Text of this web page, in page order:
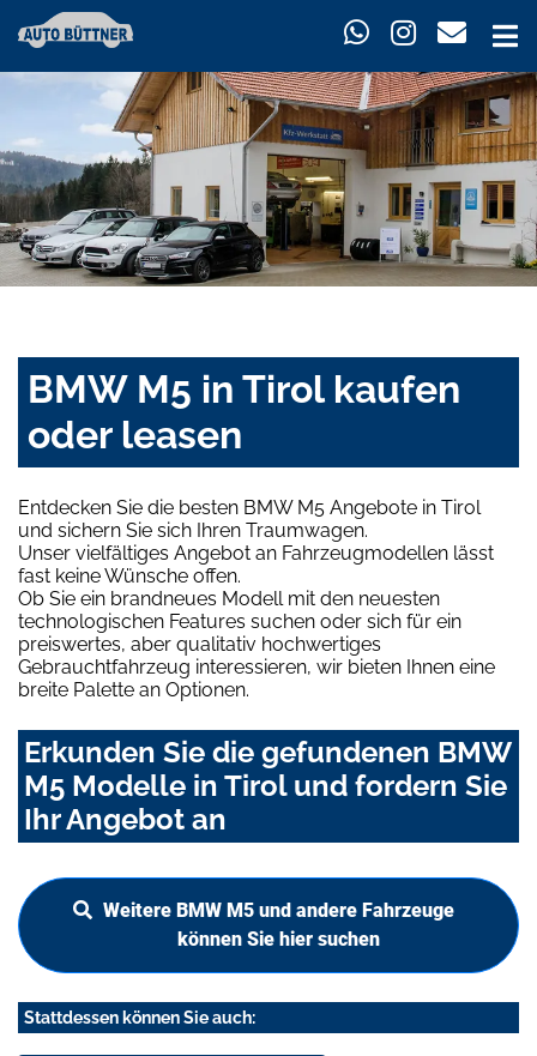
BMW M5 in Tirol kaufen
oder leasen
Entdecken Sie die besten BMW M5 Angebote in Tirol
und sichern Sie sich Ihren Traumwagen.
Unser vielfältiges Angebot an Fahrzeugmodellen lässt
fast keine Wünsche offen.
Ob Sie ein brandneues Modell mit den neuesten
technologischen Features suchen oder sich für ein
preiswertes, aber qualitativ hochwertiges
Gebrauchtfahrzeug interessieren, wir bieten Ihnen eine
breite Palette an Optionen.
Erkunden Sie die gefundenen BMW
M5 Modelle in Tirol und fordern Sie
Ihr Angebot an
Weitere BMW M5 und andere Fahrzeuge
können Sie hier suchen
Stattdessen können Sie auch: